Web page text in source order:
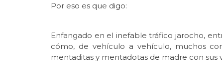
Por eso es que digo:
Enfangado en el inefable tráfico jarocho,
cómo, de vehículo a vehículo, muchos
mentaditas y mentadotas de madre con sus